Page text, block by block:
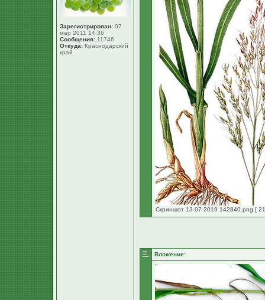
Зарегистрирован: 07
мар 2011 14:36
Сообщения: 11746
Откуда: Краснодарский
край
Скриншот 13-07-2019 142840.png [
Вложение: